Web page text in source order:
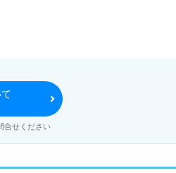
合せください